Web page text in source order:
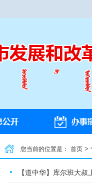
您当前的位置是： 首页 >
【道中华】库尔班大